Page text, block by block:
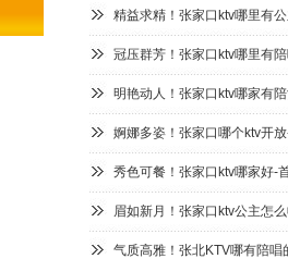
精益求精！张家口ktv哪里有
冠压群芳！张家口ktv哪里有
明艳动人！张家口ktv哪家有
婀娜多姿！张家口哪个ktv开
秀色可餐！张家口ktv哪家好-
眉如新月！张家口ktv公主怎
气质高雅！张北KTV哪有陪